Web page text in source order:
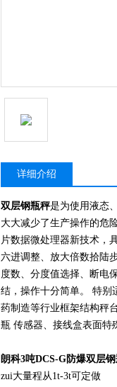
详细介绍
双层钢瓶秤是为使用液态
大大减少了生产操作的危
片数据微处理器新技术，
六进调整、放大倍数拾陆
度数、分度值选择、断电
结，操作十分简单。 特
药制造等行业框架结构秤
瓶 传感器、接线盒表面特
朗科3吨DCS-G防爆双层
zui大量程从1t-3t可定做